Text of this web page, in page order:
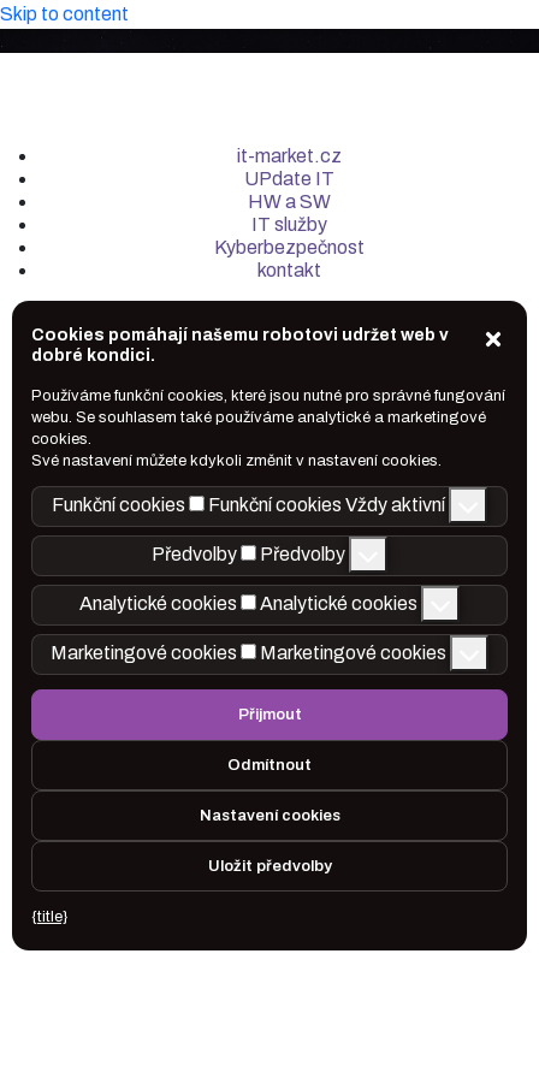
Skip to content
it-market.cz
UPdate IT
HW a SW
IT služby
Kyberbezpečnost
kontakt
Cookies pomáhají našemu robotovi udržet web v
dobré kondici.
Používáme funkční cookies, které jsou nutné pro správné fungování
webu. Se souhlasem také používáme analytické a marketingové
cookies.
Své nastavení můžete kdykoli změnit v nastavení cookies.
Funkční cookies Funkční cookies Vždy aktivní
Předvolby Předvolby
Analytické cookies Analytické cookies
Marketingové cookies Marketingové cookies
Přijmout
Odmítnout
Nastavení cookies
Uložit předvolby
{title}